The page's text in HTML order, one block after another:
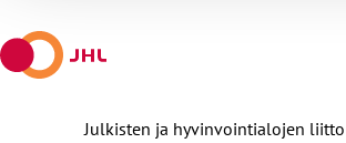
Julkisten ja hyvinvointialojen liitto